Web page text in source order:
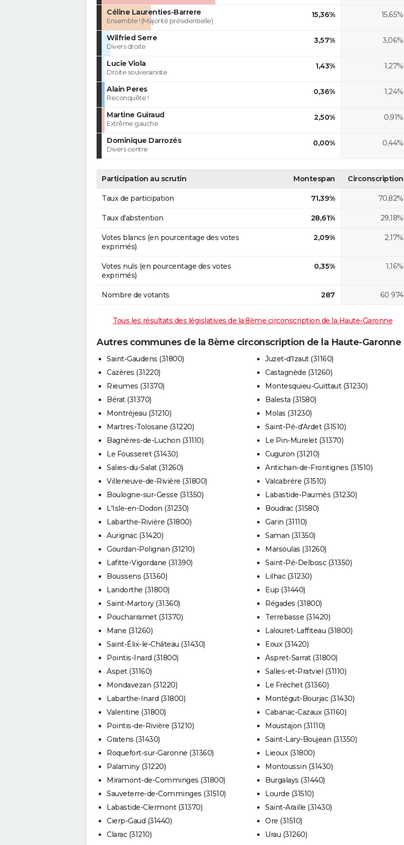
Céline Laurenties-Barrere
Ensemble ! (Majorité présidentielle)
15,36% 15,65%
Wilfried Serre
Divers droite
3,57% 3,06%
Lucie Viola
Droite souverainiste
1,43% 1,27%
Alain Peres
Reconquête !
0,36% 1,24%
Martine Guiraud
Extrême gauche
2,50% 0,91%
Dominique Darrozés
Divers centre
0,00% 0,44%
Participation au scrutin Montespan Circonscription
Taux de participation 71,39% 70,82%
Taux d'abstention 28,61% 29,18%
Votes blancs (en pourcentage des votes
exprimés)
2,09% 2,17%
Votes nuls (en pourcentage des votes
exprimés)
0,35% 1,16%
Nombre de votants 287 60 974
Tous les résultats des législatives de la 8ème circonscription de la Haute-Garonne
Autres communes de la 8ème circonscription de la Haute-Garonne
Saint-Gaudens (31800)
Cazères (31220)
Rieumes (31370)
Bérat (31370)
Montréjeau (31210)
Martres-Tolosane (31220)
Bagnères-de-Luchon (31110)
Le Fousseret (31430)
Salies-du-Salat (31260)
Villeneuve-de-Rivière (31800)
Boulogne-sur-Gesse (31350)
L'Isle-en-Dodon (31230)
Labarthe-Rivière (31800)
Aurignac (31420)
Gourdan-Polignan (31210)
Lafitte-Vigordane (31390)
Boussens (31360)
Landorthe (31800)
Saint-Martory (31360)
Poucharramet (31370)
Mane (31260)
Saint-Élix-le-Château (31430)
Pointis-Inard (31800)
Aspet (31160)
Mondavezan (31220)
Labarthe-Inard (31800)
Valentine (31800)
Pointis-de-Rivière (31210)
Gratens (31430)
Roquefort-sur-Garonne (31360)
Palaminy (31220)
Miramont-de-Comminges (31800)
Sauveterre-de-Comminges (31510)
Labastide-Clermont (31370)
Cierp-Gaud (31440)
Clarac (31210)
Juzet-d'Izaut (31160)
Castagnède (31260)
Montesquieu-Guittaut (31230)
Balesta (31580)
Molas (31230)
Saint-Pé-d'Ardet (31510)
Le Pin-Murelet (31370)
Cuguron (31210)
Antichan-de-Frontignes (31510)
Valcabrère (31510)
Labastide-Paumès (31230)
Boudrac (31580)
Garin (31110)
Saman (31350)
Marsoulas (31260)
Saint-Pé-Delbosc (31350)
Lilhac (31230)
Eup (31440)
Régades (31800)
Terrebasse (31420)
Lalouret-Laffiteau (31800)
Eoux (31420)
Aspret-Sarrat (31800)
Salles-et-Pratviel (31110)
Le Fréchet (31360)
Montégut-Bourjac (31430)
Cabanac-Cazaux (31160)
Moustajon (31110)
Saint-Lary-Boujean (31350)
Lieoux (31800)
Montoussin (31430)
Burgalays (31440)
Lourde (31510)
Saint-Araille (31430)
Ore (31510)
Urau (31260)